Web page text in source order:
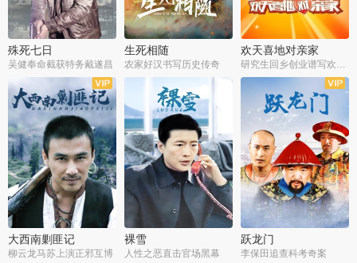
殊死七日
吴健奉命截获特务戴遂昌
生死相随
农家好汉书写历史传奇
欢天喜地对亲家
大西南剿匪记
柳云龙马苏上演正邪互博
全21集
裸雪
人性之恶直击官场黑幕
全30集
跃龙门
李保田追查科考奇案